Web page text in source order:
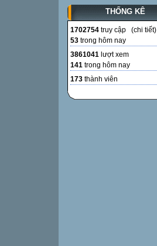
THỐNG KÊ
1702754 truy cập (chi tiết)
53 trong hôm nay
3861041 lượt xem
141 trong hôm nay
173 thành viên